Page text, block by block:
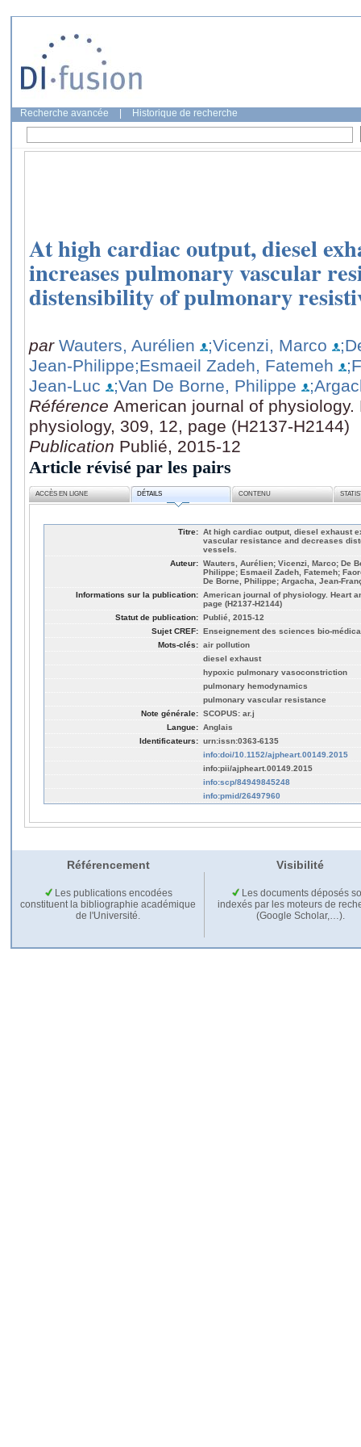
Recherche avancée Historique de recherche
At high cardiac output, diesel
increases pulmonary vascular
distensibility of pulmonary
par Wauters, Aurélien ;Vicenzi, Marco
Jean-Philippe;Esmaeil Zadeh, Fatemeh
Jean-Luc
;Van De Borne, Philippe
Référence American journal of
physiology, 309, 12, page (H2137-H2144)
Publication Publié, 2015-12
Article révisé par les pairs
ACCÈS EN LIGNE DÉTAILS CONTENU
Titre: At high cardiac output, diesel exhaust
vascular resistance and decreases
vessels.
Auteur: Wauters, Aurélien; Vicenzi, Marco; De
Philippe; Esmaeil Zadeh, Fatemeh;
De Borne, Philippe; Argacha, Jean-
Informations sur la publication: American journal of physiology. Heart
page (H2137-H2144)
Statut de publication: Publié, 2015-12
Sujet CREF: Enseignement des sciences bio-
Mots-clés: air pollution
diesel exhaust
hypoxic pulmonary vasoconstriction
pulmonary hemodynamics
pulmonary vascular resistance
Note générale: SCOPUS: ar.j
Langue: Anglais
Identificateurs: urn:issn:0363-6135
info:doi/10.1152/ajpheart.00149.2015
info:pii/ajpheart.00149.2015
info:scp/84949845248
info:pmid/26497960
Référencement Visibilité
Les publications encodées
constituent la bibliographie académique
de l'Université.
Les documents déposés
indexés par les moteurs de
(Google Scholar,…).